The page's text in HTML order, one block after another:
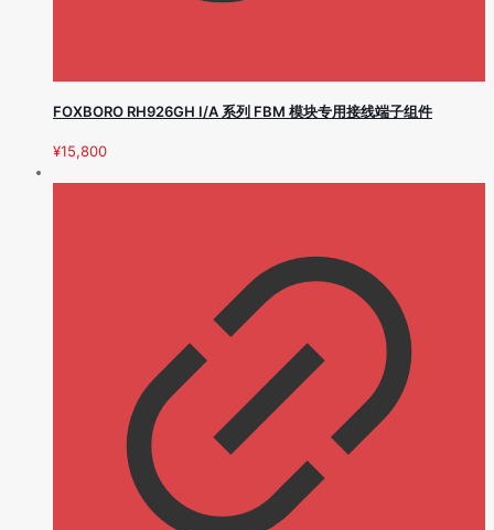
FOXBORO RH926GH I/A 系列 FBM 模块专用接线端子组件
¥15,800